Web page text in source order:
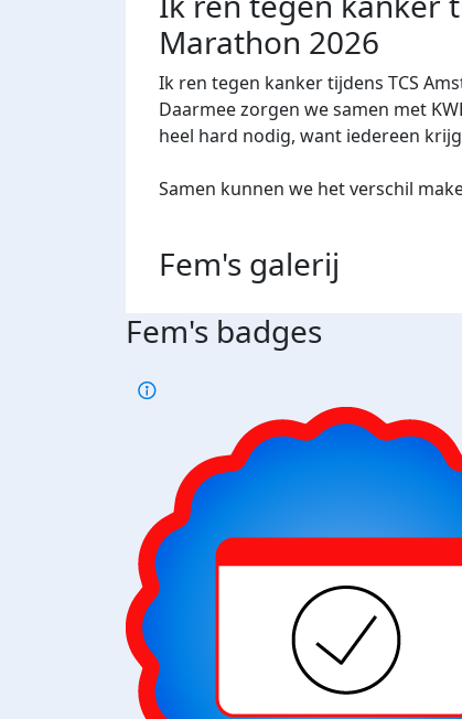
Marathon 2026
Ik ren tegen kanker tijdens TCS
Daarmee zorgen we samen met
heel hard nodig, want iedereen
Samen kunnen we het verschil
Fem's galerij
Fem's badges